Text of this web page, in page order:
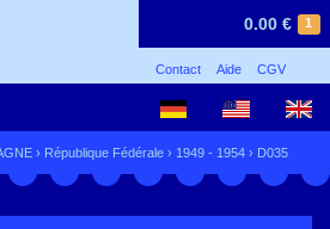
1
0.00 €
Contact Aide CGV
› République Fédérale › 1949 - 1954 › D035